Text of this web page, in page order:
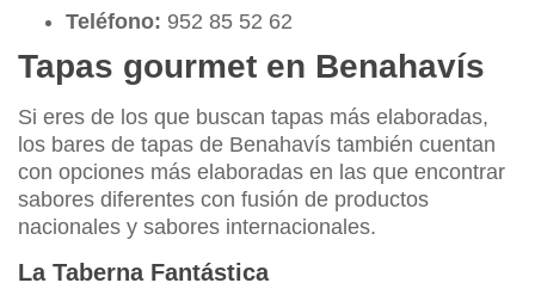
Teléfono: 952 85 52 62
Tapas gourmet en Benahavís
Si eres de los que buscan tapas más elaboradas,
los bares de tapas de Benahavís también cuentan
con opciones más elaboradas en las que encontrar
sabores diferentes con fusión de productos
nacionales y sabores internacionales.
La Taberna Fantástica